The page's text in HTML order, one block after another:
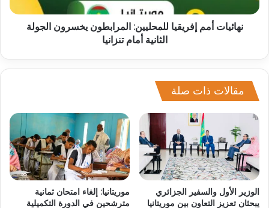
نهائيات أمم إفريقيا للمحليين: المرابطون يخسرون الجولة
الثانية أمام تنزانيا
مقالات ذات صلة
الوزير الأول والسفير الجزائري
يبحثان تعزيز التعاون بين موريتانيا
موريتانيا: إلغاء امتحان ثمانية
مترشحين في الدورة التكميلية